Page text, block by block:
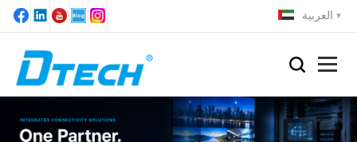
العربية